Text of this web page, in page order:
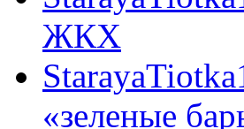
ЖКХ
«зеленые